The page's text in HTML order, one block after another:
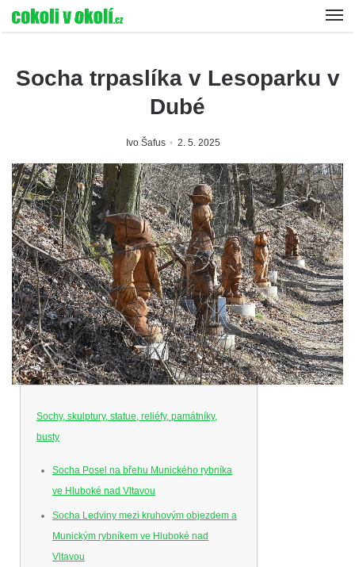
Socha trpaslíka v Lesoparku v
Dubé
Ivo Šafus 2. 5. 2025
Sochy, skulptury, statue, reliéfy, památníky,
busty
Socha Posel na břehu Munického rybníka
ve Hluboké nad Vltavou
Socha Ledviny mezi kruhovým objezdem a
Munickým rybníkem ve Hluboké nad
Vltavou